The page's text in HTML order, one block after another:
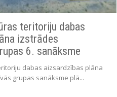
teritoriju dabas
izstrādes
6. sanāksme
dabas aizsardzības plāna
grupas sanāksme plā...